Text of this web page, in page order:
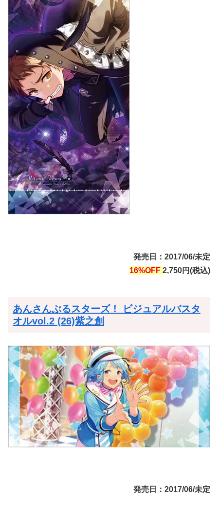
発売日：2017/06/未定
16%OFF 2,750円(税込)
あんさんぶるスターズ！ ビジュアルバスタ
オルvol.2 (26)紫之創
発売日：2017/06/未定